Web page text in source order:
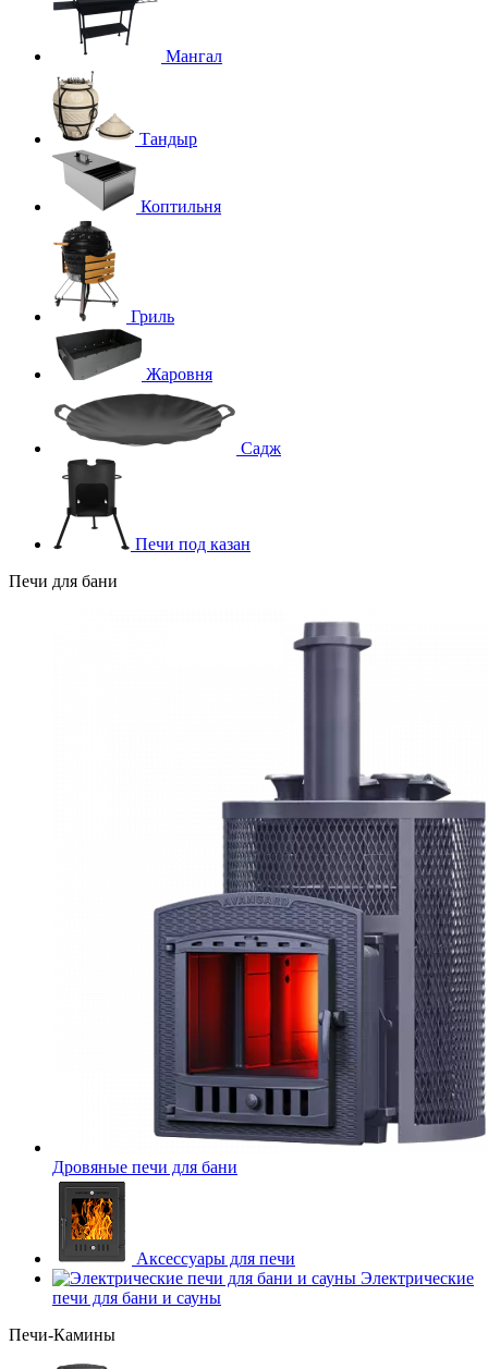
Мангал
Тандыр
Коптильня
Гриль
Жаровня
Садж
Печи под казан
Печи для бани
Дровяные печи для бани
Аксессуары для печи
Электрические
печи для бани и сауны
Печи-Камины